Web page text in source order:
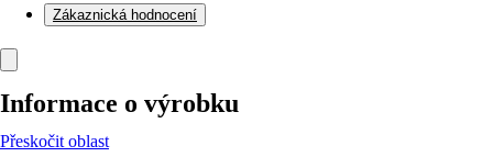
Zákaznická hodnocení
Informace o výrobku
Přeskočit oblast